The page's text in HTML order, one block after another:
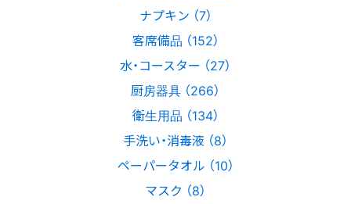
ナプキン （7）
客席備品 （152）
水・コースター （27）
厨房器具 （266）
衛生用品 （134）
手洗い・消毒液 （8）
ペーパータオル （10）
マスク （8）